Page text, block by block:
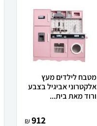
מטבח לילדים מעץ
אלקטרוני אביגיל בצבע
ורוד מאת בית...
912
₪